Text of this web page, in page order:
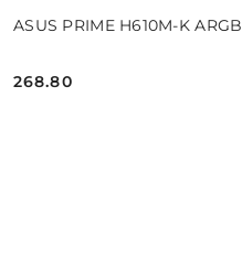
ASUS PRIME H610M-K ARGB
Cena:
268.80